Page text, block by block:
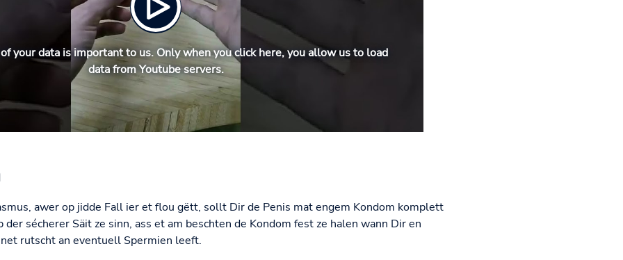
your data is important to us. Only when you click here, you allow us to load
data from Youtube servers.
awer op jidde Fall ier et flou gëtt, sollt Dir de Penis mat engem Kondom komplett
sécherer Säit ze sinn, ass et am beschten de Kondom fest ze halen wann Dir en
rutscht an eventuell Spermien leeft.